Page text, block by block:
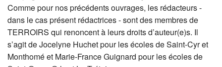
Comme pour nos précédents ouvrages, les rédacteurs -
dans le cas présent rédactrices - sont des membres de
TERROIRS qui renoncent à leurs droits d’auteur(e)s. Il
s’agit de Jocelyne Huchet pour les écoles de Saint-Cyr et
Monthomé et Marie-France Guignard pour les écoles de